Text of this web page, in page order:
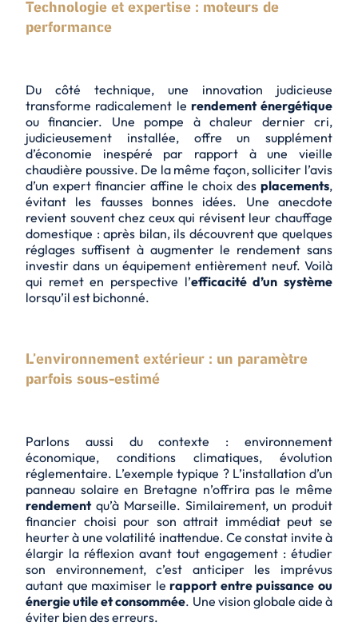
Technologie et expertise : moteurs de
performance
Du côté technique, une innovation judicieuse
transforme radicalement le rendement énergétique
ou financier. Une pompe à chaleur dernier cri,
judicieusement installée, offre un supplément
d’économie inespéré par rapport à une vieille
chaudière poussive. De la même façon, solliciter l’avis
d’un expert financier affine le choix des placements,
évitant les fausses bonnes idées. Une anecdote
revient souvent chez ceux qui révisent leur chauffage
domestique : après bilan, ils découvrent que quelques
réglages suffisent à augmenter le rendement sans
investir dans un équipement entièrement neuf. Voilà
qui remet en perspective l’efficacité d’un système
lorsqu’il est bichonné.
L’environnement extérieur : un paramètre
parfois sous-estimé
Parlons aussi du contexte : environnement
économique, conditions climatiques, évolution
réglementaire. L’exemple typique ? L’installation d’un
panneau solaire en Bretagne n’offrira pas le même
rendementqu’à Marseille. Similairement, un produit
financier choisi pour son attrait immédiat peut se
heurter à une volatilité inattendue. Ce constat invite à
élargir la réflexion avant tout engagement : étudier
son environnement, c’est anticiper les imprévus
autant que maximiser lerapport entre puissance ou
énergie utile et consommée. Une vision globale aide à
éviter bien des erreurs.